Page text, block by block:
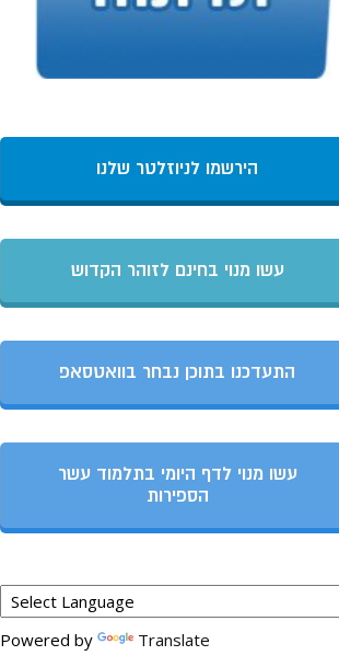
הירשמו לניוזלטר שלנו
עשו מנוי בחינם לזוהר הקדוש
התעדכנו בתוכן נבחר בוואטסאפ
עשו מנוי לדף היומי בתלמוד עשר
הספירות
Powered by Translate